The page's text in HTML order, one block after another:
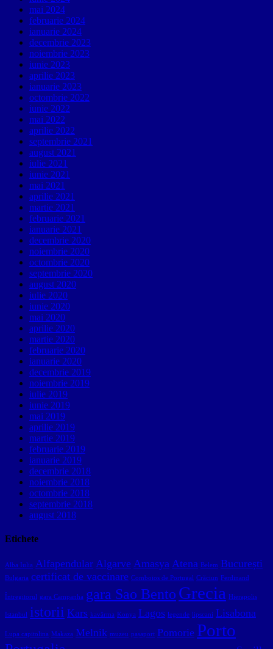
mai 2024
februarie 2024
ianuarie 2024
decembrie 2023
noiembrie 2023
iunie 2023
aprilie 2023
ianuarie 2023
octombrie 2022
iunie 2022
mai 2022
aprilie 2022
septembrie 2021
august 2021
iulie 2021
iunie 2021
mai 2021
aprilie 2021
martie 2021
februarie 2021
ianuarie 2021
decembrie 2020
noiembrie 2020
octombrie 2020
septembrie 2020
august 2020
iulie 2020
iunie 2020
mai 2020
aprilie 2020
martie 2020
februarie 2020
ianuarie 2020
decembrie 2019
noiembrie 2019
iulie 2019
iunie 2019
mai 2019
aprilie 2019
martie 2019
februarie 2019
ianuarie 2019
decembrie 2018
noiembrie 2018
octombrie 2018
septembrie 2018
august 2018
Etichete
Alba Iulia Alfapendular Algarve Amasya Atena Belem București
Bulgaria certificat de vaccinare Comboios de Portugal Crăciun Ferdinand
Întregitorul gara Campanha gara Sao Bento Grecia Hierapolis
Istanbul istorii Kars kavârma Konya Lagos legende lipscani Lisabona
Lupa capitolina Makaza Melnik muzeu pașaport Pomorie Porto